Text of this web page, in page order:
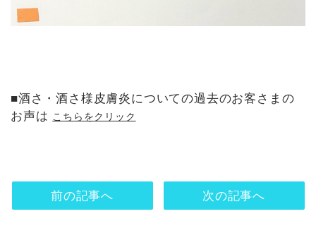
■酒さ・酒さ様皮膚炎についての過去のお客さまの
お声は こちらをクリック
前の記事へ 次の記事へ